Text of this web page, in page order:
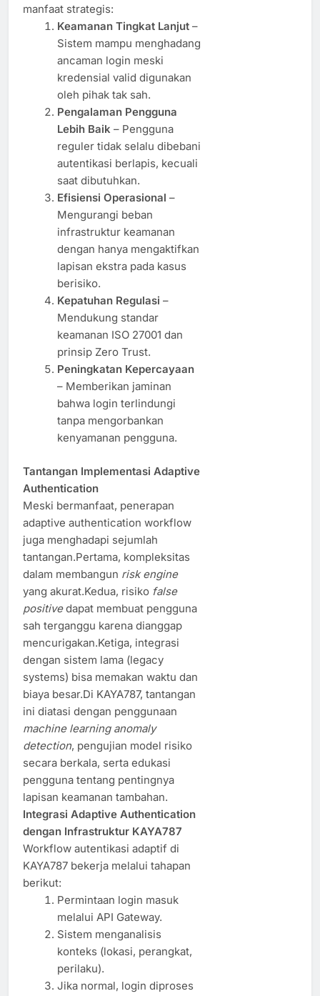
manfaat strategis:
Keamanan Tingkat Lanjut–
Sistem mampu menghadang
ancaman login meski
kredensial valid digunakan
oleh pihak tak sah.
Pengalaman Pengguna
Lebih Baik – Pengguna
reguler tidak selalu dibebani
autentikasi berlapis, kecuali
saat dibutuhkan.
Efisiensi Operasional –
Mengurangi beban
infrastruktur keamanan
dengan hanya mengaktifkan
lapisan ekstra pada kasus
berisiko.
Kepatuhan Regulasi –
Mendukung standar
keamanan ISO 27001 dan
prinsip Zero Trust.
Peningkatan Kepercayaan
– Memberikan jaminan
bahwa login terlindungi
tanpa mengorbankan
kenyamanan pengguna.
Tantangan Implementasi Adaptive
Authentication
Meski bermanfaat, penerapan
adaptive authentication workflow
juga menghadapi sejumlah
tantangan.Pertama, kompleksitas
dalam membangun risk engine
yang akurat.Kedua, risiko false
positivedapat membuat pengguna
sah terganggu karena dianggap
mencurigakan.Ketiga, integrasi
dengan sistem lama (legacy
systems) bisa memakan waktu dan
biaya besar.Di KAYA787, tantangan
ini diatasi dengan penggunaan
machine learning anomaly
detection, pengujian model risiko
secara berkala, serta edukasi
pengguna tentang pentingnya
lapisan keamanan tambahan.
Integrasi Adaptive Authentication
dengan Infrastruktur KAYA787
Workflow autentikasi adaptif di
KAYA787 bekerja melalui tahapan
berikut:
Permintaan login masuk
melalui API Gateway.
Sistem menganalisis
konteks (lokasi, perangkat,
perilaku).
Jika normal, login diproses